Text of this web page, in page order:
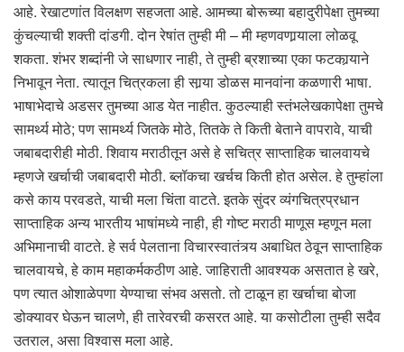
आहे. रेखाटणांत विलक्षण सहजता आहे. आमच्या बोरूच्या बहादुरीपेक्षा तुमच्या
कुंचल्याची शक्ती दांडगी. दोन रेषांत तुम्ही मी – मी म्हणवणार्‍याला लोळवू
शकता. शंभर शब्दांनी जे साधणार नाही, ते तुम्ही ब्रशाच्या एका फटकार्‍याने
निभावून नेता. त्यातून चित्रकला ही सार्‍या डोळस मानवांना कळणारी भाषा.
भाषाभेदाचे अडसर तुमच्या आड येत नाहीत. कुठल्याही स्तंभलेखकापेक्षा तुमचे
सामर्थ्य मोठे; पण सामर्थ्य जितके मोठे, तितके ते किती बेताने वापरावे, याची
जबाबदारीही मोठी. शिवाय मराठीतून असे हे सचित्र साप्ताहिक चालवायचे
म्हणजे खर्चाची जबाबदारी मोठी. ब्लॉकचा खर्चच किती होत असेल. हे तुम्हांला
कसे काय परवडते, याची मला चिंता वाटते. इतके सुंदर व्यंगचित्रप्रधान
साप्ताहिक अन्य भारतीय भाषांमध्ये नाही, ही गोष्ट मराठी माणूस म्हणून मला
अभिमानाची वाटते. हे सर्व पेलताना विचारस्वातंत्र्य अबाधित ठेवून साप्ताहिक
चालवायचे, हे काम महाकर्मकठीण आहे. जाहिराती आवश्यक असतात हे खरे,
पण त्यात ओशाळेपणा येण्याचा संभव असतो. तो टाळून हा खर्चाचा बोजा
डोक्यावर घेऊन चालणे, ही तारेवरची कसरत आहे. या कसोटीला तुम्ही सदैव
उतराल, असा विश्वास मला आहे.